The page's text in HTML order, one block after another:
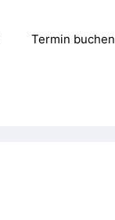
Termin buchen